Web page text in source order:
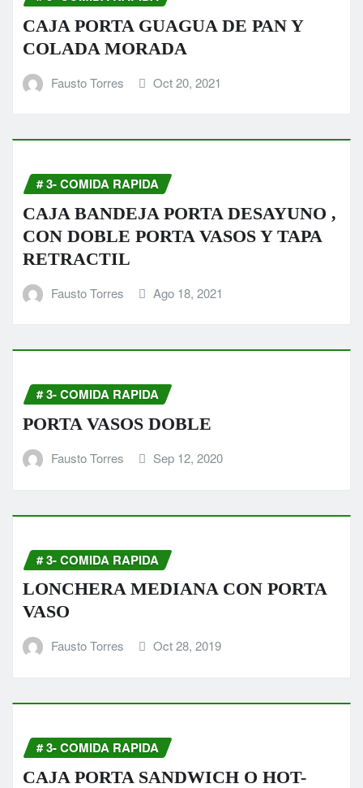
CAJA PORTA GUAGUA DE PAN Y
COLADA MORADA
Fausto Torres Oct 20, 2021
# 3- COMIDA RAPIDA
CAJA BANDEJA PORTA DESAYUNO ,
CON DOBLE PORTA VASOS Y TAPA
RETRACTIL
Fausto Torres Ago 18, 2021
# 3- COMIDA RAPIDA
PORTA VASOS DOBLE
Fausto Torres Sep 12, 2020
# 3- COMIDA RAPIDA
LONCHERA MEDIANA CON PORTA
VASO
Fausto Torres Oct 28, 2019
# 3- COMIDA RAPIDA
CAJA PORTA SANDWICH O HOT-